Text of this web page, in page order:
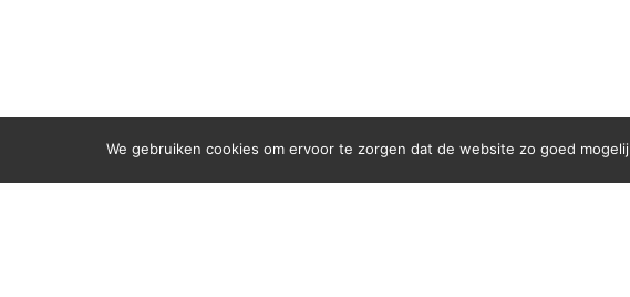
We gebruiken cookies om ervoor te zorgen dat de website zo goed